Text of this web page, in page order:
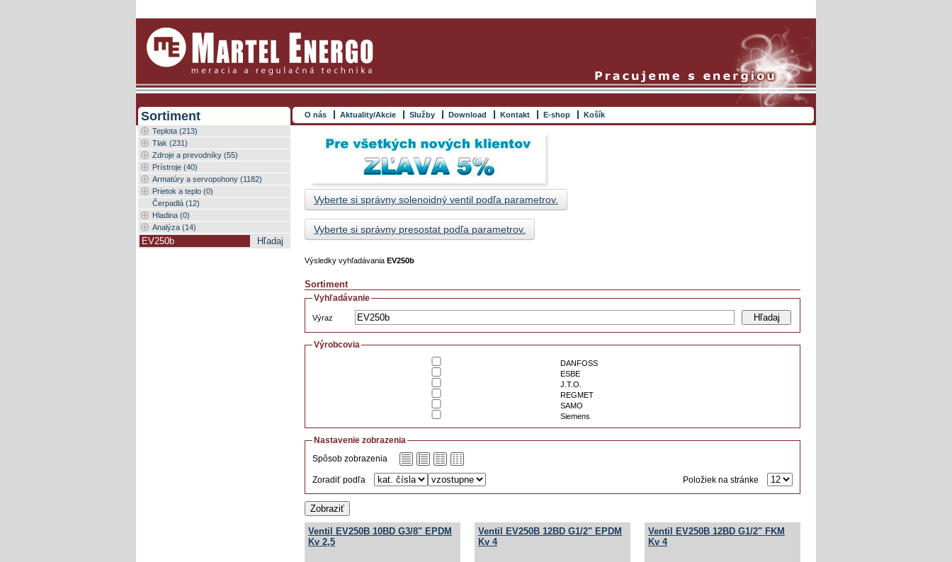
O nás Aktuality/Akcie Služby Download Kontakt E-shop Košík
Sortiment
Teplota (213)
Tlak (231)
Zdroje a prevodníky (55)
Prístroje (40)
Armatúry a servopohony (1182)
Prietok a teplo (0)
Čerpadlá (12)
Hladina (0)
Analýza (14)
Vyberte si správny solenoidný ventil podľa parametrov.
Vyberte si správny presostat podľa parametrov.
Výsledky vyhľadávania EV250b
Sortiment
Vyhľadávanie
Výraz Hľadaj
Výrobcovia
DANFOSS
ESBE
J.T.O.
REGMET
SAMO
Siemens
Nastavenie zobrazenia
Spôsob zobrazenia
Zoradiť podľa Položiek na stránke
Zobraziť
Ventil EV250B 10BD G3/­8" EPDM
Kv 2,5
Ventil EV250B 12BD G1/­2" EPDM
Kv 4
Ventil EV250B 12BD G1/­2" FKM
Kv 4